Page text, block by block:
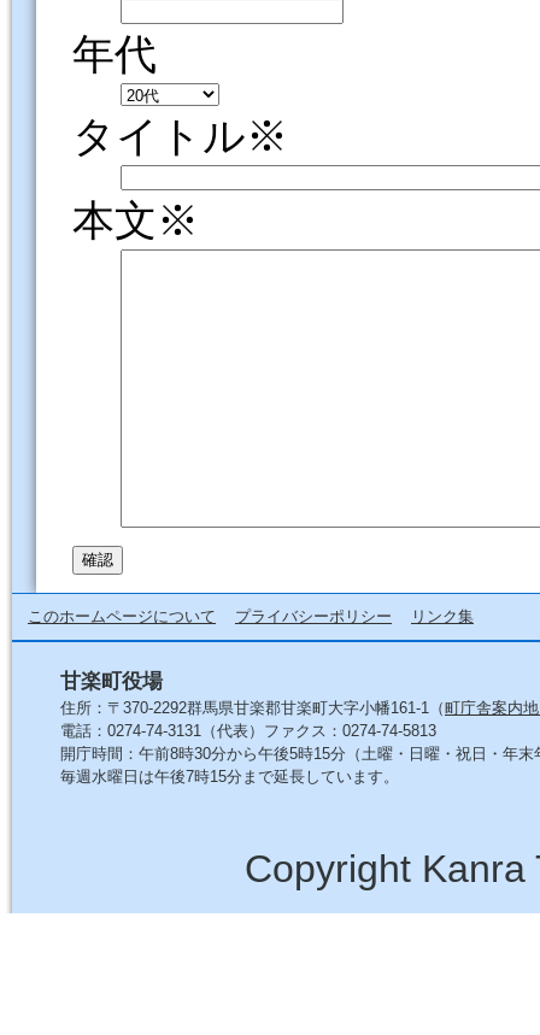
年代
タイトル※
本文※
このホームページについて プライバシーポリシー リンク集
甘楽町役場
住所：〒370-2292群馬県甘楽郡甘楽町大字小幡161-1（町庁舎案内
電話：0274-74-3131（代表）ファクス：0274-74-5813
開庁時間：午前8時30分から午後5時15分（土曜・日曜・祝日・年末
毎週水曜日は午後7時15分まで延長しています。
Copyright Kanra